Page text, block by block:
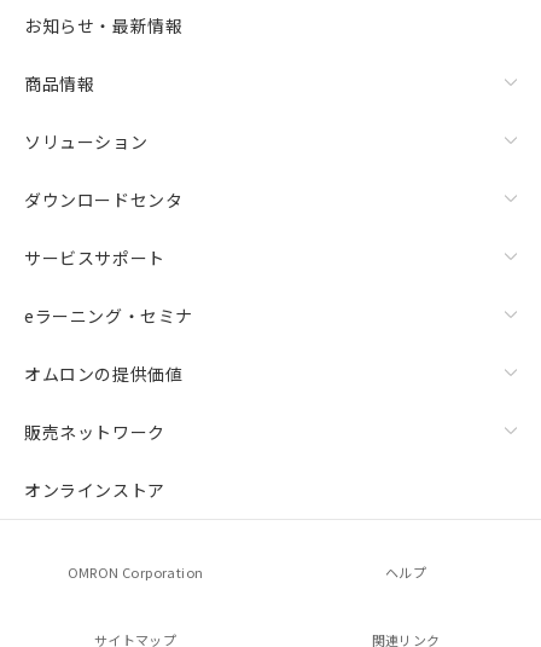
お知らせ・最新情報
商品情報
ソリューション
ダウンロードセンタ
サービスサポート
eラーニング・セミナ
オムロンの提供価値
販売ネットワーク
オンラインストア
OMRON Corporation ヘルプ
サイトマップ 関連リンク